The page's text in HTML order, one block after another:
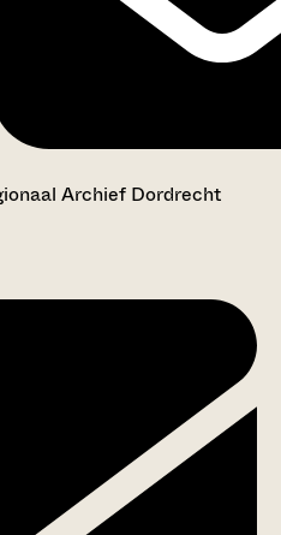
Archief Dordrecht